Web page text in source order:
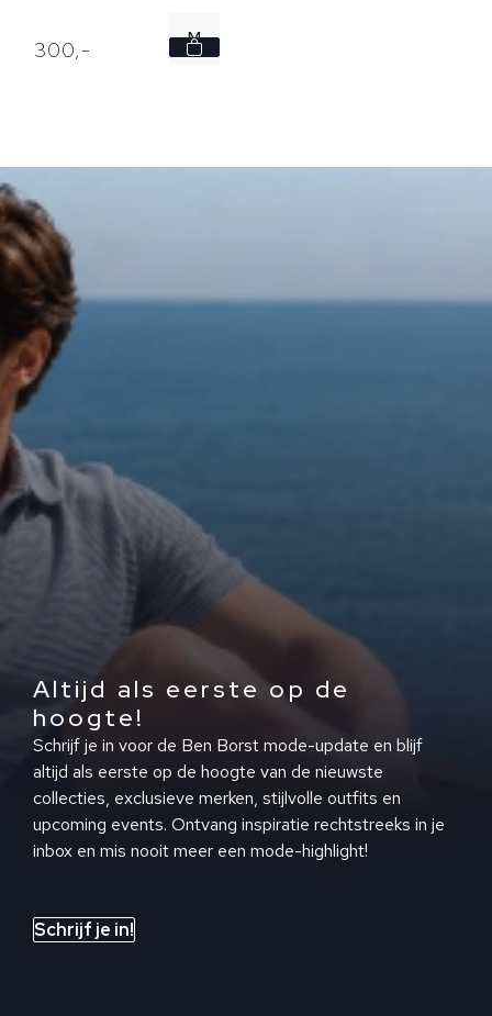
300,- M
Altijd als eerste op de
hoogte!
Schrijf je in voor de Ben Borst mode-update en blijf
altijd als eerste op de hoogte van de nieuwste
collecties, exclusieve merken, stijlvolle outfits en
upcoming events. Ontvang inspiratie rechtstreeks in je
inbox en mis nooit meer een mode-highlight!
Schrijf je in!